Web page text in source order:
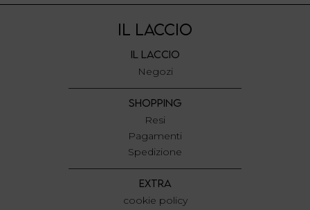
raccolto dal suo utilizzo dei loro servizi.
IL LACCIO
IL LACCIO
Negozi
SHOPPING
Resi
Pagamenti
Spedizione
EXTRA
cookie policy